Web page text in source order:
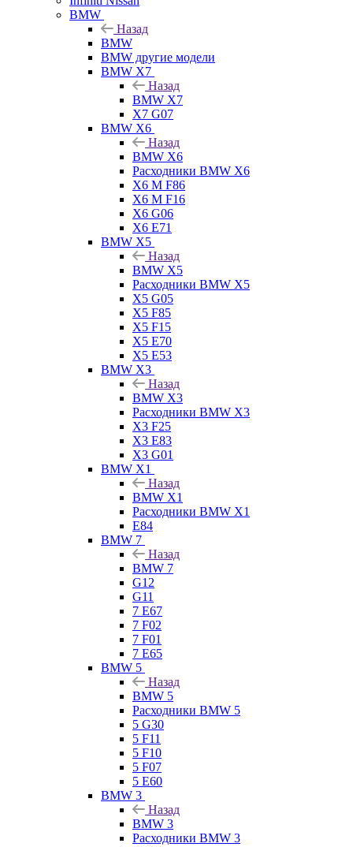
BMW
Назад
BMW
BMW другие модели
BMW X7
Назад
BMW X7
X7 G07
BMW X6
Назад
BMW X6
Расходники BMW X6
X6 M F86
X6 M F16
X6 G06
X6 E71
BMW X5
Назад
BMW X5
Расходники BMW X5
X5 G05
X5 F85
X5 F15
X5 E70
X5 E53
BMW X3
Назад
BMW X3
Расходники BMW X3
X3 F25
X3 E83
X3 G01
BMW X1
Назад
BMW X1
Расходники BMW X1
E84
BMW 7
Назад
BMW 7
G12
G11
7 Е67
7 F02
7 F01
7 E65
BMW 5
Назад
BMW 5
Расходники BMW 5
5 G30
5 F11
5 F10
5 F07
5 E60
BMW 3
Назад
BMW 3
Расходники BMW 3